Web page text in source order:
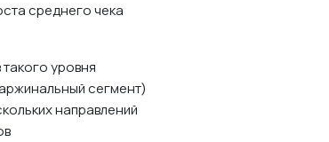
среднего чека
уровня
сегмент)
направлений